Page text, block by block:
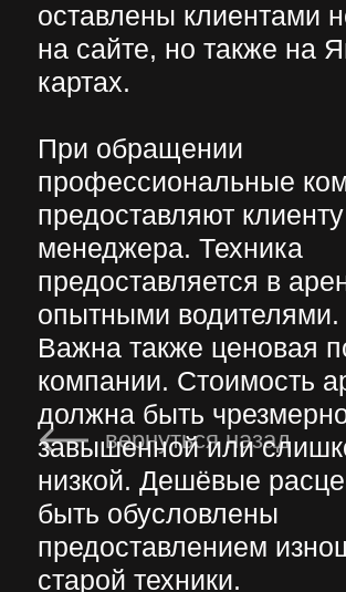
Чтобы среди широкого
ассортимента безошибочно
подобрать самый подходящий
учесть:
специфику и объём
предстоящих работ. Например,
если провести нужно земляные
работы на нулевом уровне
строительства, то при выборе
землеройной техники важно
обратить внимание на мощность
модели, длину стрелы, объём
ковша и другие характеристики;
условия, в которых техника
будет использоваться. Если
работы необходимо выполнить
на болотистой местности или в
условиях бездорожья, то
предпочтение стоит отдать
машинам на гусеничном ходу. В
стеснённых городских условиях